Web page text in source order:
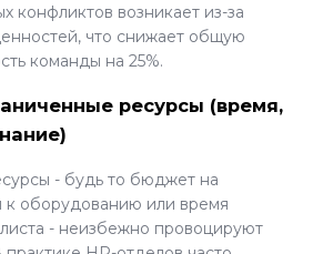
конфликтов возникает из-за
что снижает общую
команды на 25%.
ресурсы (время,
- будь то бюджет на
к оборудованию или время
- неизбежно провоцируют